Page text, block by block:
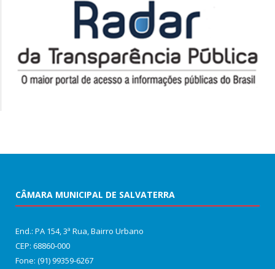
CÂMARA MUNICIPAL DE SALVATERRA
End.: PA 154, 3ª Rua, Bairro Urbano
CEP: 68860‑000
Fone: (91) 99359-6267